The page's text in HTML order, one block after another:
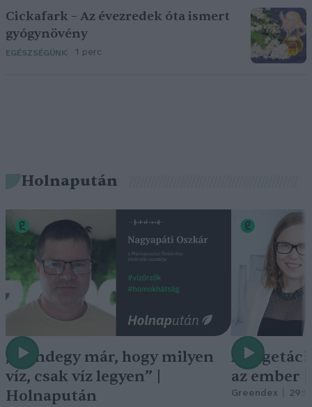
Cickafark – Az évezredek óta ismert
gyógynövény
EGÉSZSÉGÜNK 1 perc
Holnapután
„Mindegy már, hogy milyen
víz, csak víz legyen” |
Holnapután
A
az ember
Greendex